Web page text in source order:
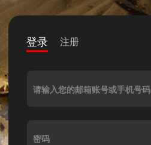
登录 注册
请输入您的邮箱账号或手机号码
密码